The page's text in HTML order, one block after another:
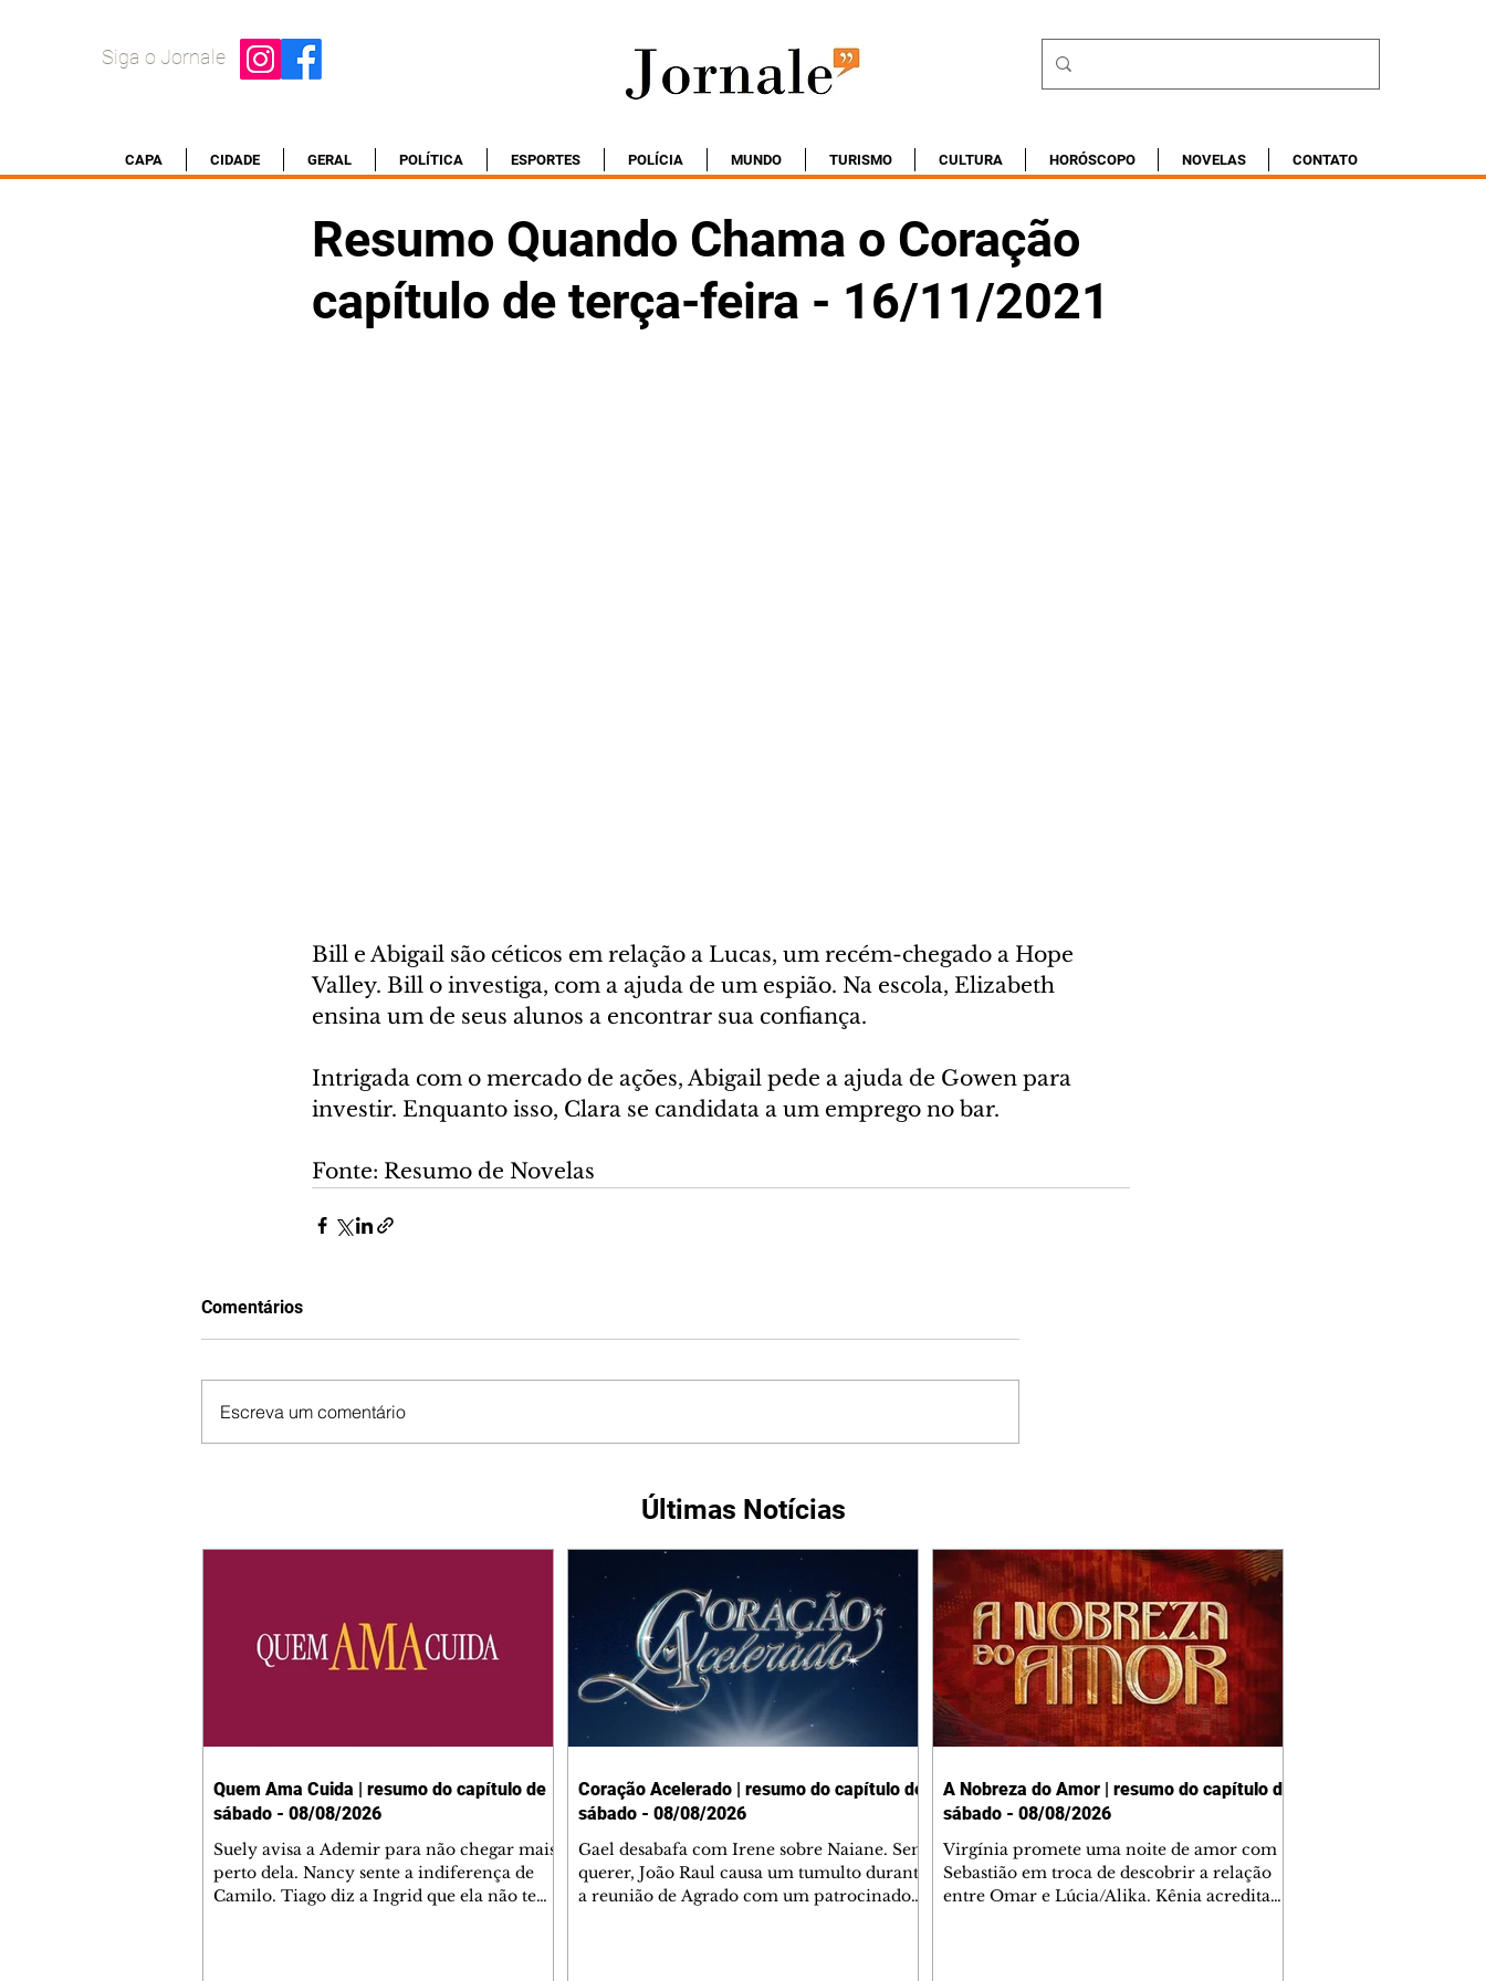
Siga o Jornale
CAPA CIDADE GERAL POLÍTICA ESPORTES POLÍCIA MUNDO TURISMO CULTURA HORÓSCOPO NOVELAS CONTATO
Resumo Quando Chama o Coração
capítulo de terça-feira - 16/11/2021
Bill e Abigail são céticos em relação a Lucas, um recém-chegado a Hope
Valley. Bill o investiga, com a ajuda de um espião. Na escola, Elizabeth
ensina um de seus alunos a encontrar sua confiança.
Intrigada com o mercado de ações, Abigail pede a ajuda de Gowen para
investir. Enquanto isso, Clara se candidata a um emprego no bar.
Fonte: Resumo de Novelas
Comentários
Escreva um comentário
Últimas Notícias
Quem Ama Cuida | resumo do capítulo de
sábado - 08/08/2026
Suely avisa a Ademir para não chegar mais
perto dela. Nancy sente a indiferença de
Camilo. Tiago diz a Ingrid que ela não tem
Coração Acelerado | resumo do capítulo de
sábado - 08/08/2026
Gael desabafa com Irene sobre Naiane. Sem
querer, João Raul causa um tumulto durante
a reunião de Agrado com um patrocinador.
A Nobreza do Amor | resumo do capítulo de
sábado - 08/08/2026
Virgínia promete uma noite de amor com
Sebastião em troca de descobrir a relação
entre Omar e Lúcia/Alika. Kênia acredita